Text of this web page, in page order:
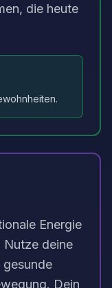
die heute
Energie
Nutze deine
gesunde
Dein